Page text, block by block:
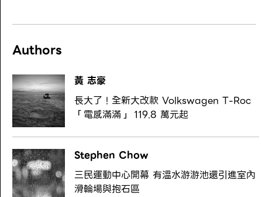
Authors
黃 志豪
長大了！全新大改款 Volkswagen T-Roc
「電感滿滿」 119.8 萬元起
Stephen Chow
三民運動中心開幕 有溫水游游池還引進室內
滑輪場與抱石區